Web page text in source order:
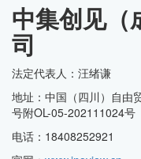
中集创见（
司
法定代表人：汪绪谦
地址：中国（四川）自由
号附OL-05-202111024号
电话：18408252921